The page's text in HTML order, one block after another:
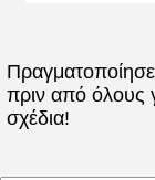
πριν από όλους
σχέδια!